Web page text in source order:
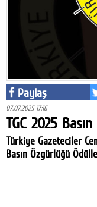
Paylaş
07.07.2025 17:16
TGC 2025
Türkiye Gazeteciler
Basın Özgürlüğü